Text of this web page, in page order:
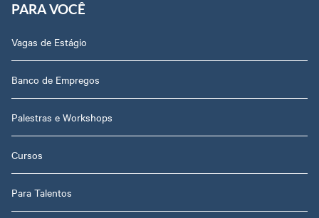
PARA VOCÊ
Vagas de Estágio
Banco de Empregos
Palestras e Workshops
Cursos
Para Talentos